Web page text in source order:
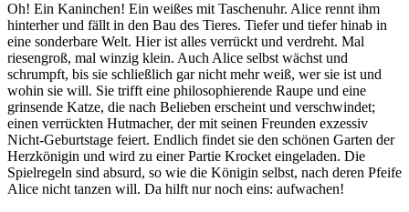
Oh! Ein Kaninchen! Ein weißes mit Taschenuhr. Alice rennt ihm
hinterher und fällt in den Bau des Tieres. Tiefer und tiefer hinab in
eine sonderbare Welt. Hier ist alles verrückt und verdreht. Mal
riesengroß, mal winzig klein. Auch Alice selbst wächst und
schrumpft, bis sie schließlich gar nicht mehr weiß, wer sie ist und
wohin sie will. Sie trifft eine philosophierende Raupe und eine
grinsende Katze, die nach Belieben erscheint und verschwindet;
einen verrückten Hutmacher, der mit seinen Freunden exzessiv
Nicht-Geburtstage feiert. Endlich findet sie den schönen Garten der
Herzkönigin und wird zu einer Partie Krocket eingeladen. Die
Spielregeln sind absurd, so wie die Königin selbst, nach deren Pfeife
Alice nicht tanzen will. Da hilft nur noch eins: aufwachen!